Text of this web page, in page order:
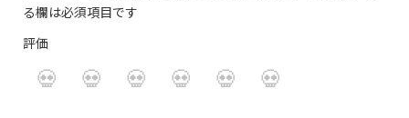
る欄は必須項目です
評価